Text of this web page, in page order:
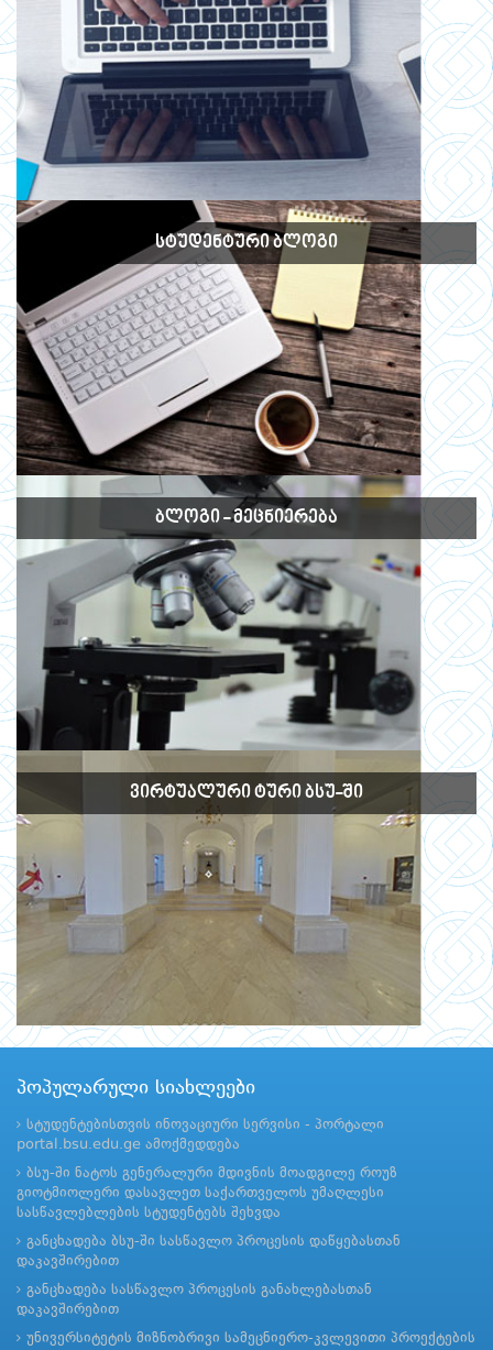
ᲡᲢᲣᲓᲔᲜᲢᲣᲠᲘ ᲑᲚᲝᲒᲘ
ᲑᲚᲝᲒᲘ - ᲛᲔᲪᲜᲘᲔᲠᲔᲑᲐ
ᲕᲘᲠᲢᲣᲐᲚᲣᲠᲘ ᲢᲣᲠᲘ ᲑᲡᲣ-ᲨᲘ
პოპულარული სიახლეები
სტუდენტებისთვის ინოვაციური სერვისი - პორტალი
portal.bsu.edu.ge ამოქმედდება
ბსუ-ში ნატოს გენერალური მდივნის მოადგილე როუზ
გიოტმიოლერი დასავლეთ საქართველოს უმაღლესი
სასწავლებლების სტუდენტებს შეხვდა
განცხადება ბსუ-ში სასწავლო პროცესის დაწყებასთან
დაკავშირებით
განცხადება სასწავლო პროცესის განახლებასთან
დაკავშირებით
უნივერსიტეტის მიზნობრივი სამეცნიერო-კვლევითი პროექტების